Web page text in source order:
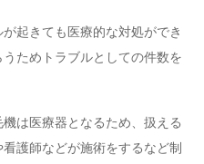
起きても医療的な対処ができ
ためトラブルとしての件数を
は医療器となるため、扱える
護師などが施術をするなど制